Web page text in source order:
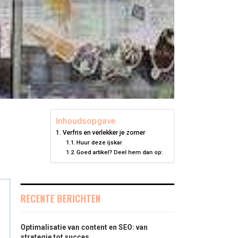
Inhoudsopgave
Verfris en verlekker je zomer
Huur deze ijskar
Goed artikel? Deel hem dan op:
RECENTE BERICHTEN
Optimalisatie van content en SEO: van